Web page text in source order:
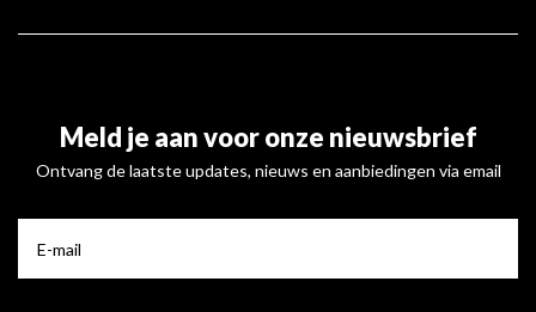
Meld je aan voor onze nieuwsbrief
Ontvang de laatste updates, nieuws en aanbiedingen via email